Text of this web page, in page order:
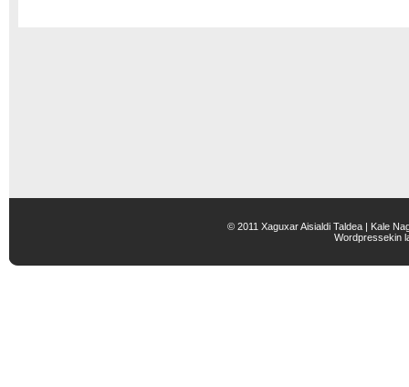
© 2011 Xaguxar Aisialdi Taldea | Kale
Wordpressekin